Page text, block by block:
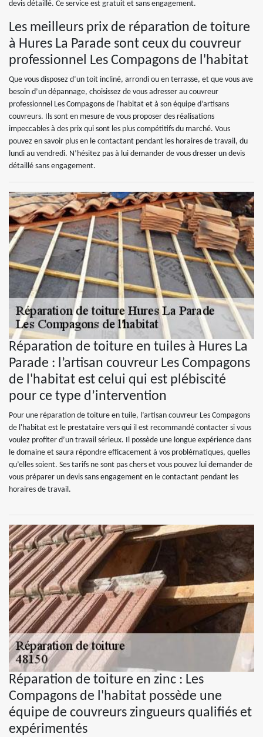
devis détaillé. Ce service est gratuit et sans engagement.
Les meilleurs prix de réparation de toiture
à Hures La Parade sont ceux du couvreur
professionnel Les Compagons de l'habitat
Que vous disposez d’un toit incliné, arrondi ou en terrasse, et que vous ave
besoin d’un dépannage, choisissez de vous adresser au couvreur
professionnel Les Compagons de l'habitat et à son équipe d’artisans
couvreurs. Ils sont en mesure de vous proposer des réalisations
impeccables à des prix qui sont les plus compétitifs du marché. Vous
pouvez en savoir plus en le contactant pendant les horaires de travail, du
lundi au vendredi. N’hésitez pas à lui demander de vous dresser un devis
détaillé sans engagement.
Réparation de toiture en tuiles à Hures La
Parade : l’artisan couvreur Les Compagons
de l'habitat est celui qui est plébiscité
pour ce type d’intervention
Pour une réparation de toiture en tuile, l’artisan couvreur Les Compagons
de l'habitat est le prestataire vers qui il est recommandé contacter si vous
voulez profiter d’un travail sérieux. Il possède une longue expérience dans
le domaine et saura répondre efficacement à vos problématiques, quelles
qu’elles soient. Ses tarifs ne sont pas chers et vous pouvez lui demander de
vous préparer un devis sans engagement en le contactant pendant les
horaires de travail.
Réparation de toiture en zinc : Les
Compagons de l'habitat possède une
équipe de couvreurs zingueurs qualifiés et
expérimentés